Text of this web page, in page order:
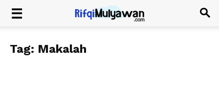
Tag: Makalah